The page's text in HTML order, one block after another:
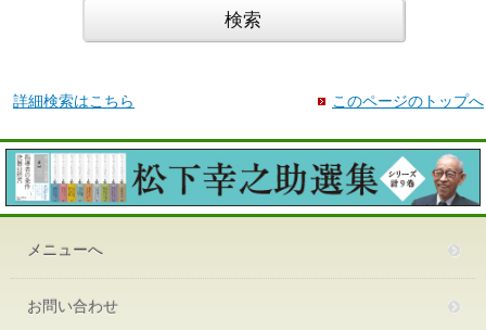
詳細検索はこちら このページのトップへ
メニューへ
お問い合わせ